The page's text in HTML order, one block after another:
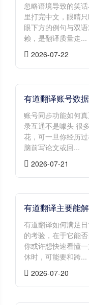
忽略语境导致的笑
里打完中文，眼睛
眼下方的例句与双
赖，是翻译质量走...
2026-07-22
有道翻译账号数
账号同步功能如何
录互通不是噱头 很
花，可一旦你经历
脑前写论文或回...
2026-07-21
有道翻译主要能
有道翻译如何满足
的考验，在于它能
你或许想快速看懂
休时，可能要和跨...
2026-07-20